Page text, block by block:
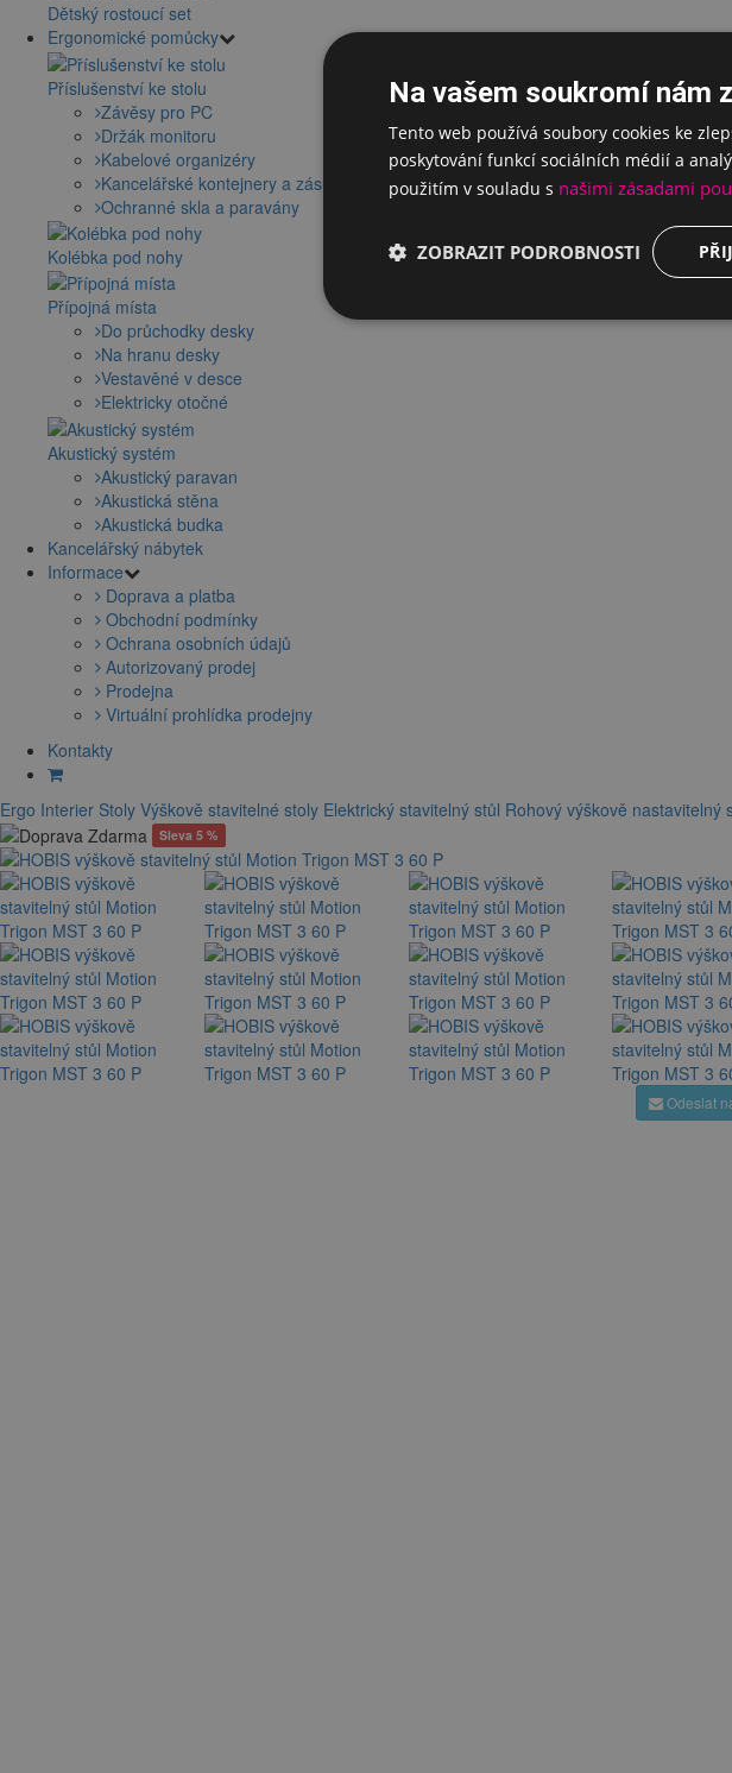
Dětský rostoucí set
Ergonomické pomůcky
Příslušenství ke stolu
Závěsy pro PC
Držák monitoru
Kabelové organizéry
Kancelářské kontejnery a zásuvky
Ochranné skla a paravány
Kolébka pod nohy
Přípojná místa
Do průchodky desky
Na hranu desky
Vestavěné v desce
Elektricky otočné
Akustický systém
Akustický paravan
Akustická stěna
Akustická budka
Kancelářský nábytek
Informace
Doprava a platba
Obchodní podmínky
Ochrana osobních údajů
Autorizovaný prodej
Prodejna
Virtuální prohlídka prodejny
Kontakty
Ergo Interier Stoly Výškově stavitelné stoly Elektrický stavitelný stůl Rohový výškově nastavitelný
Sleva 5 %
Odeslat
Na vašem soukromí nám
Tento web používá soubory cookies ke
poskytování funkcí sociálních médií a
použitím v souladu s našimi zásadami
ZOBRAZIT PODROBNOSTI